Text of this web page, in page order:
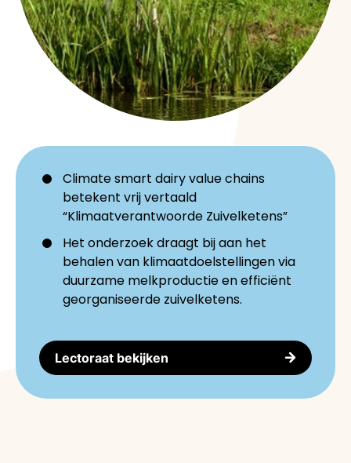
Climate smart dairy value chains
betekent vrij vertaald
“Klimaatverantwoorde Zuivelketens”
Het onderzoek draagt bij aan het
behalen van klimaatdoelstellingen via
duurzame melkproductie en efficiënt
georganiseerde zuivelketens.
Lectoraat bekijken